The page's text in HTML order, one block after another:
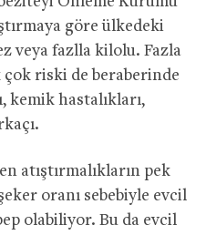
göre ülkedeki
veya fazlla kilolu. Fazla
riski de beraberinde
kemik hastalıkları,
atıştırmalıkların pek
oranı sebebiyle evcil
olabiliyor. Bu da evcil